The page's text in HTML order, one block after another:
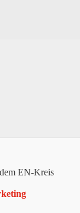
EN-Kreis